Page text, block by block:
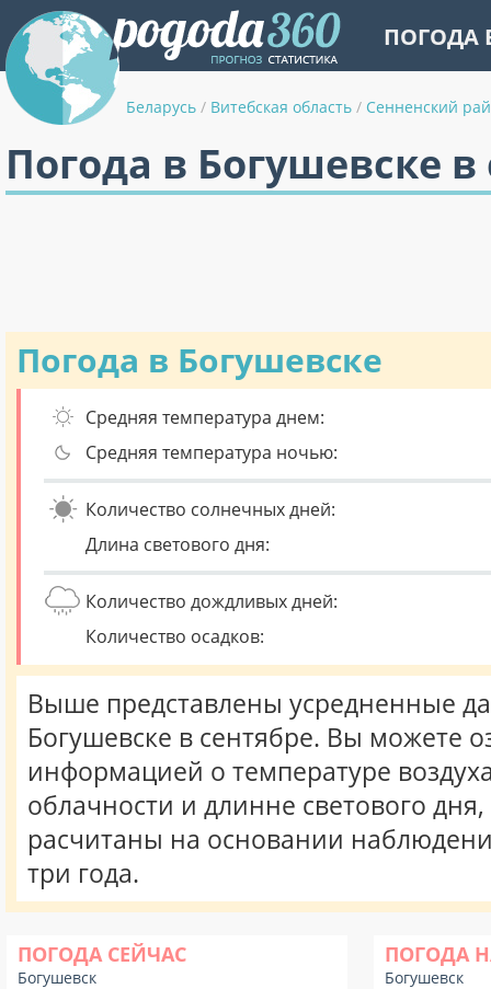
ПОГОДА
Беларусь / Витебская область / Сенненский
Погода в Богушевске в
Погода в Богушевске
Средняя температура днем:
Средняя температура ночью:
Количество солнечных дней:
Длина светового дня:
Количество дождливых дней:
Количество осадков:
Выше представлены усредненные
Богушевске в сентябре. Вы можете
информацией о температуре
облачности и длинне светового
расчитаны на основании
три года.
ПОГОДА СЕЙЧАС
Богушевск
ПОГОДА
Богушевск